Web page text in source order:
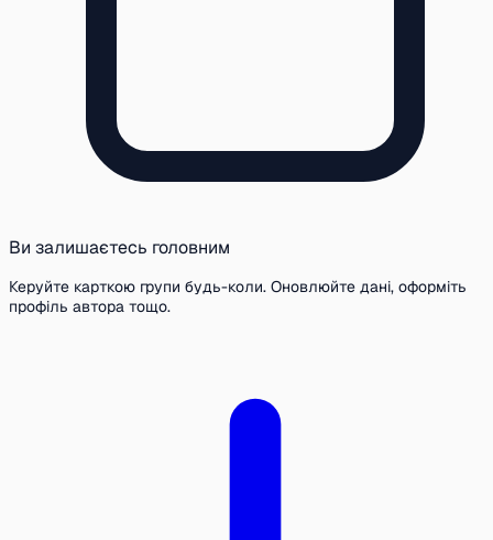
Ви залишаєтесь головним
Керуйте карткою групи будь-коли. Оновлюйте дані, оформіть
профіль автора тощо.